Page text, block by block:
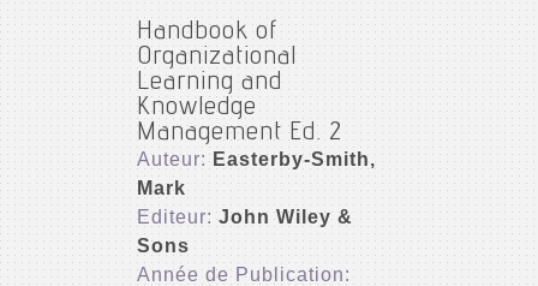
Handbook of
Organizational
Learning and
Knowledge
Management Ed. 2
Auteur: Easterby-Smith,
Mark
Editeur:John Wiley &
Sons
Année de Publication: